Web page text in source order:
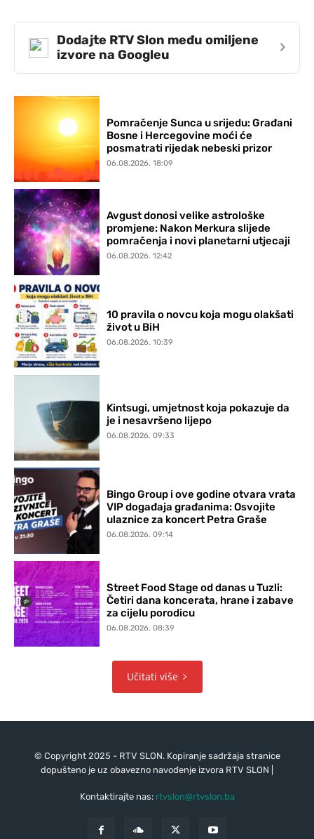
Dodajte RTV Slon među omiljene
izvore na Googleu
›
Pomračenje Sunca u srijedu: Građani
Bosne i Hercegovine moći će
posmatrati rijedak nebeski prizor
06.08.2026. 18:09
Avgust donosi velike astrološke
promjene: Nakon Merkura slijede
pomračenja i novi planetarni utjecaji
06.08.2026. 12:42
10 pravila o novcu koja mogu olakšati
život u BiH
06.08.2026. 10:39
Kintsugi, umjetnost koja pokazuje da
je i nesavršeno lijepo
06.08.2026. 09:33
Bingo Group i ove godine otvara vrata
VIP događaja građanima: Osvojite
ulaznice za koncert Petra Graše
06.08.2026. 09:14
Street Food Stage od danas u Tuzli:
Četiri dana koncerata, hrane i zabave
za cijelu porodicu
06.08.2026. 08:39
Učitati više
© Copyright 2025 - RTV SLON. Kopiranje sadržaja stranice
dopušteno je uz obavezno navođenje izvora RTV SLON |
Kontaktirajte nas: rtvslon@rtvslon.ba